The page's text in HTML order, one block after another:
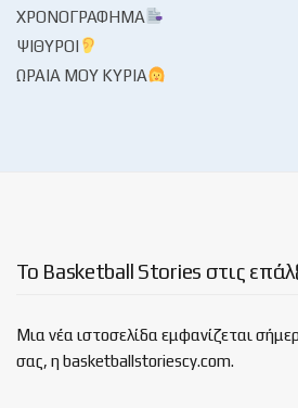
ΧΡΟΝΟΓΡΆΦΗΜΑ
ΨΊΘΥΡΟΙ
ΩΡΑΊΑ ΜΟΥ ΚΥΡΊΑ
Το Basketball Stories στις
Μια νέα ιστοσελίδα εμφανίζεται
σας, η basketballstoriescy.com.